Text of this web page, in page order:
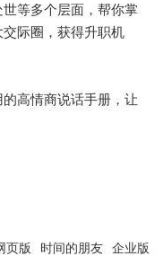
等多个层面，帮你掌
际圈，获得升职机
高情商说话手册，让
页版 时间的朋友 企业版